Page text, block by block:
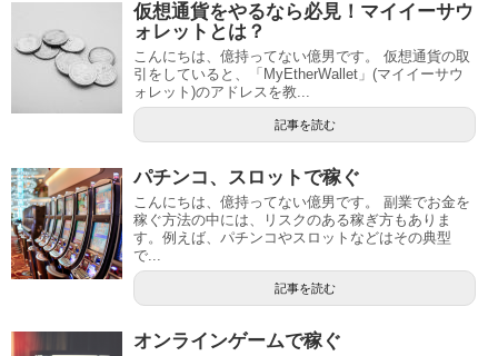
仮想通貨をやるなら必見！マイイーサウ
ォレットとは？
こんにちは、億持ってない億男です。 仮想通貨の取
引をしていると、「MyEtherWallet」(マイイーサウ
ォレット)のアドレスを教...
記事を読む
パチンコ、スロットで稼ぐ
こんにちは、億持ってない億男です。 副業でお金を
稼ぐ方法の中には、リスクのある稼ぎ方もありま
す。例えば、パチンコやスロットなどはその典型
で...
記事を読む
オンラインゲームで稼ぐ